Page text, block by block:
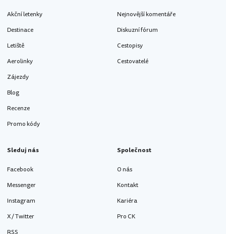
Akční letenky
Destinace
Letiště
Aerolinky
Zájezdy
Blog
Recenze
Promo kódy
Nejnovější komentáře
Diskuzní fórum
Cestopisy
Cestovatelé
Sleduj nás
Facebook
Messenger
Instagram
X / Twitter
RSS
Společnost
O nás
Kontakt
Kariéra
Pro CK